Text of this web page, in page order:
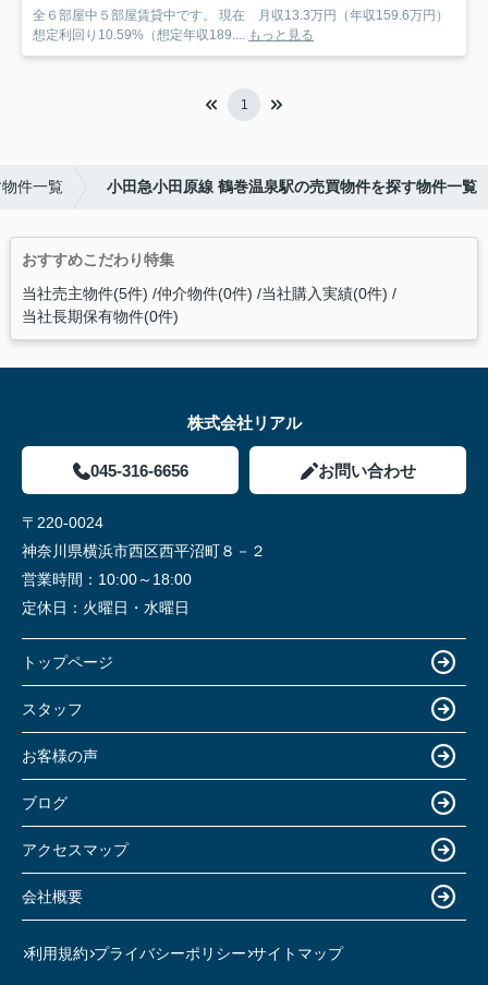
全６部屋中５部屋賃貸中です。 現在 月収13.3万円（年収159.6万円）
想定利回り10.59%（想定年収189.... もっと見る
1
件一覧 小田急小田原線 鶴巻温泉駅の売買物件を探す物件一覧
おすすめこだわり特集
当社売主物件(5件) 仲介物件(0件) 当社購入実績(0件)
当社長期保有物件(0件)
株式会社リアル
045-316-6656 お問い合わせ
〒220-0024
神奈川県横浜市西区西平沼町８－２
営業時間： 10:00～18:00
定休日： 火曜日・水曜日
トップページ
スタッフ
お客様の声
ブログ
アクセスマップ
会社概要
利用規約 プライバシーポリシー サイトマップ